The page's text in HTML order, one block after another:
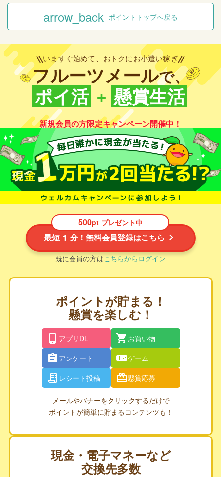
arrow_back ポイントトップへ戻る
いますぐ始めて、おトクにお小遣い稼ぎ
フルーツメールで、
ポイ活 + 懸賞生活
新規会員の方限定キャンペーン開催中！
500pt プレゼント中
最短 1 分！無料会員登録はこちら
既に会員の方はこちらからログイン
ポイントが貯まる！
懸賞を楽しむ！
アプリDL
お買い物
アンケート
ゲーム
レシート投稿
懸賞応募
メールやバナーをクリックするだけで
ポイントが簡単に貯まるコンテンツも！
現金・電子マネーなど
交換先多数